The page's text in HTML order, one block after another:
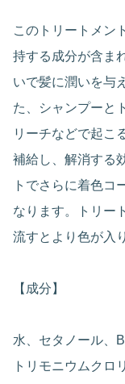
このトリートメン
持する成分が含ま
いで髪に潤いを与
た、シャンプーと
リーチなどで起こ
補給し、解消する
トでさらに着色コ
なります。トリー
流すとより色が入
【成分】
水、セタノール、
トリモニウムクロ